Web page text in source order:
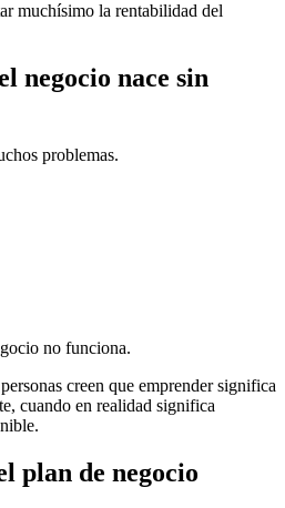
muchísimo la rentabilidad del
negocio nace sin
problemas.
no funciona.
creen que emprender significa
cuando en realidad significa
plan de negocio